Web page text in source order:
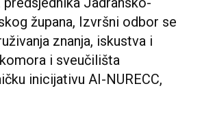
župana, Izvršni odbor se
znanja, iskustva i
i sveučilišta
inicijativu AI-NURECC,